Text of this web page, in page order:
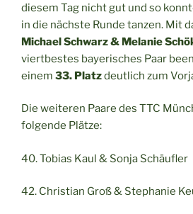
diesem Tag nicht gut und so
in die nächste Runde tanzen. Mit
Michael Schwarz & Melanie
viertbestes bayerisches Paar
einem 33. Platzdeutlich zum
Die weiteren Paare des TTC
folgende Plätze:
40. Tobias Kaul & Sonja Schäufler
42. Christian Groß & Stephanie